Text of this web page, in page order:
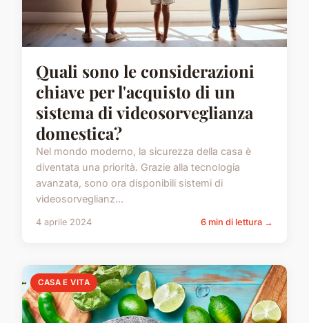
Quali sono le considerazioni
chiave per l'acquisto di un
sistema di videosorveglianza
domestica?
Nel mondo moderno, la sicurezza della casa è
diventata una priorità. Grazie alla tecnologia
avanzata, sono ora disponibili sistemi di
videosorveglianz...
4 aprile 2024 6 min di lettura →
CASA E VITA